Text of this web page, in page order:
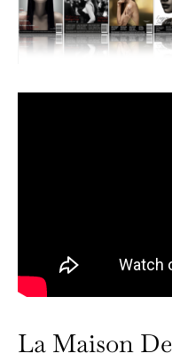
La Maison De